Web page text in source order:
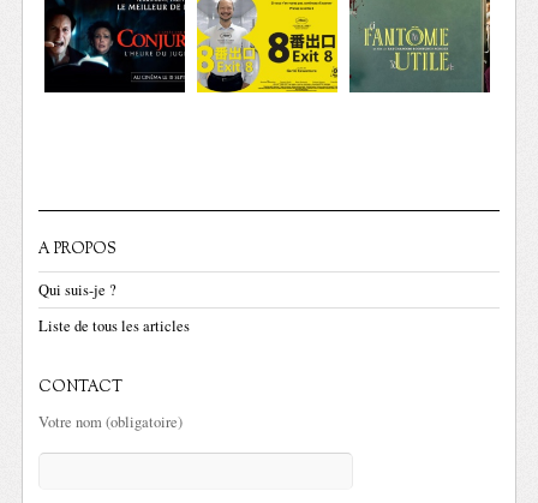
A PROPOS
Qui suis-je ?
Liste de tous les articles
CONTACT
Votre nom (obligatoire)